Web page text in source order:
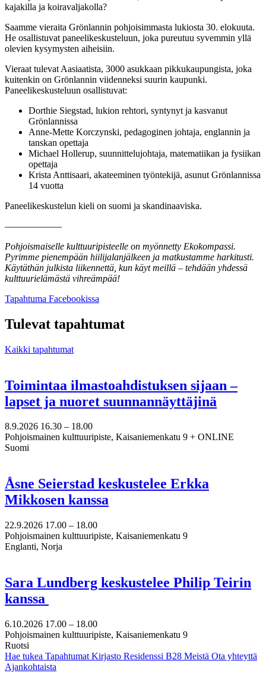
kajakilla ja koiravaljakolla?
Saamme vieraita Grönlannin pohjoisimmasta lukiosta 30. elokuuta.
He osallistuvat paneelikeskusteluun, joka pureutuu syvemmin yllä
olevien kysymysten aiheisiin.
Vieraat tulevat Aasiaatista, 3000 asukkaan pikkukaupungista, joka
kuitenkin on Grönlannin viidenneksi suurin kaupunki.
Paneelikeskusteluun osallistuvat:
Dorthie Siegstad, lukion rehtori, syntynyt ja kasvanut
Grönlannissa
Anne-Mette Korczynski, pedagoginen johtaja, englannin ja
tanskan opettaja
Michael Hollerup, suunnittelujohtaja, matematiikan ja fysiikan
opettaja
Krista Anttisaari, akateeminen työntekijä, asunut Grönlannissa
14 vuotta
Paneelikeskustelun kieli on suomi ja skandinaaviska.
––––––––––––
Pohjoismaiselle kulttuuripisteelle on myönnetty Ekokompassi.
Pyrimme pienempään hiilijalanjälkeen ja matkustamme harkitusti.
Käytäthän julkista liikennettä, kun käyt meillä – tehdään yhdessä
kulttuurielämästä vihreämpää!
Tapahtuma Facebookissa
välilehteen
Tulevat tapahtumat
Kaikki tapahtumat
Toimintaa ilmastoahdistuksen sijaan –
lapset ja nuoret suunnannäyttäjinä
8.9.2026 16.30 – 18.00
Pohjoismainen kulttuuripiste, Kaisaniemenkatu 9 + ONLINE
Suomi
Åsne Seierstad keskustelee Erkka
Mikkosen kanssa
22.9.2026 17.00 – 18.00
Pohjoismainen kulttuuripiste, Kaisaniemenkatu 9
Englanti, Norja
Sara Lundberg keskustelee Philip Teirin
kanssa
6.10.2026 17.00 – 18.00
Pohjoismainen kulttuuripiste, Kaisaniemenkatu 9
Ruotsi
Hae tukea Tapahtumat Kirjasto Residenssi B28 Meistä Ota yhteyttä
Ajankohtaista